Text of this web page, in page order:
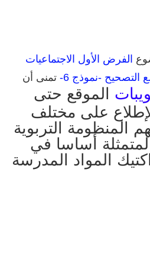
الفرض الأول الاجتماعيات
التصحيح -نموذج 6-
تمنى أن
الموقع حتى
على مختلف
المنظومة التربوية
أساسا في
المواد المدرسة